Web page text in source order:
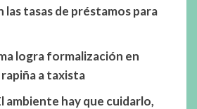
las tasas de préstamos para
logra formalización en
a taxista
ambiente hay que cuidarlo,